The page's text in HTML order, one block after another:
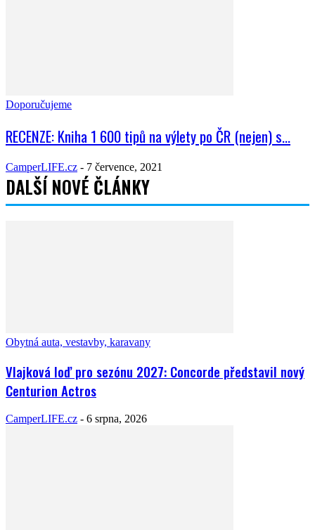
Doporučujeme
RECENZE: Kniha 1 600 tipů na výlety po ČR (nejen) s...
CamperLIFE.cz - 7 července, 2021
DALŠÍ NOVÉ ČLÁNKY
Obytná auta, vestavby, karavany
Vlajková loď pro sezónu 2027: Concorde představil nový
Centurion Actros
CamperLIFE.cz - 6 srpna, 2026